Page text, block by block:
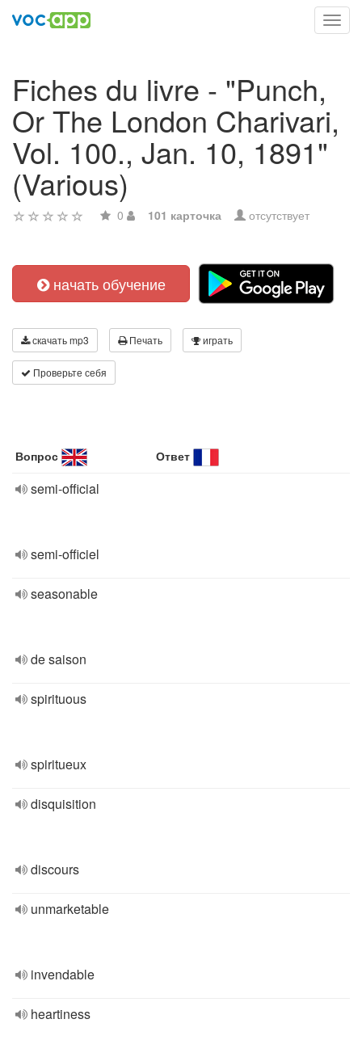
Fiches du livre - "Punch,
Or The London Charivari,
Vol. 100., Jan. 10, 1891"
(Various)
0 101 карточка отсутствует
начать обучение
скачать mp3 Печать играть
Проверьте себя
Вопрос Ответ
semi-official
semi-officiel
seasonable
de saison
spirituous
spiritueux
disquisition
discours
unmarketable
invendable
heartiness